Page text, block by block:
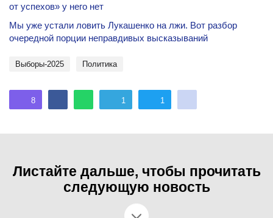
от успехов» у него нет
Мы уже устали ловить Лукашенко на лжи. Вот разбор
очередной порции неправдивых высказываний
Выборы-2025 политика
8 1 1
Листайте дальше, чтобы прочитать
следующую новость